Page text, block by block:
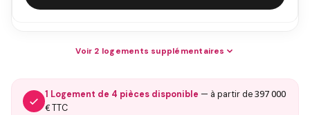
Voir 2 logements supplémentaires
1 Logement de 4 pièces disponible — à partir de397 000
€TTC